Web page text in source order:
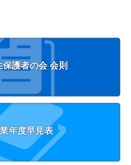
保護者の会 会則
年度早見表